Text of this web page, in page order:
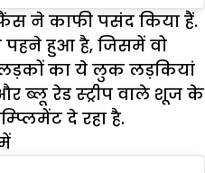
ने काफी पसंद किया हैं.
पहने हुआ है, जिसमें वो
का ये लुक लड़कियां
ब्लू रेड स्ट्रीप वाले शूज के
दे रहा है.